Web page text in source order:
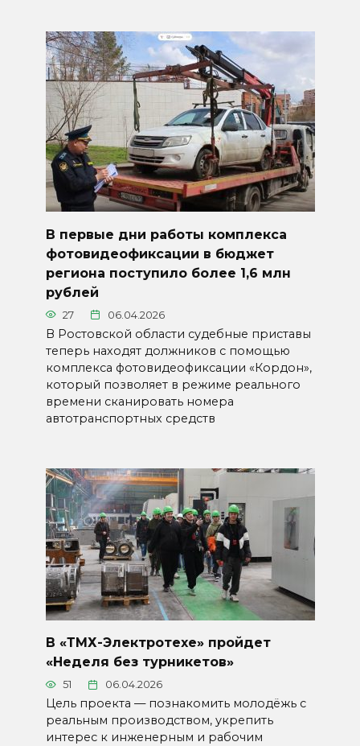
В первые дни работы комплекса
фотовидеофиксации в бюджет
региона поступило более 1,6 млн
рублей
27 06.04.2026
В Ростовской области судебные приставы
теперь находят должников с помощью
комплекса фотовидеофиксации «Кордон»,
который позволяет в режиме реального
времени сканировать номера
автотранспортных средств
В «ТМХ-Электротехе» пройдет
«Неделя без турникетов»
51 06.04.2026
Цель проекта — познакомить молодёжь с
реальным производством, укрепить
интерес к инженерным и рабочим